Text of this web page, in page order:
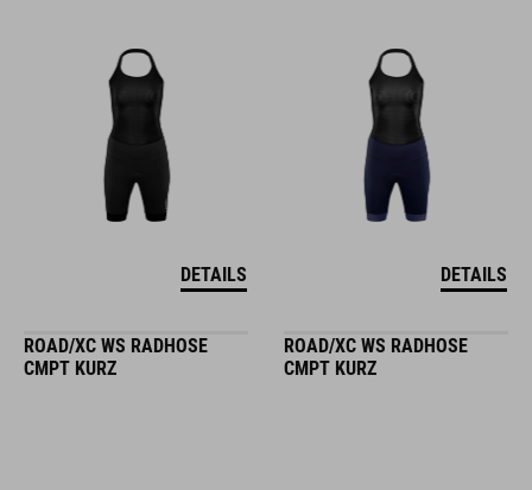
DETAILS DETAILS
ROAD/XC WS RADHOSE
CMPT KURZ
ROAD/XC WS RADHOSE
CMPT KURZ